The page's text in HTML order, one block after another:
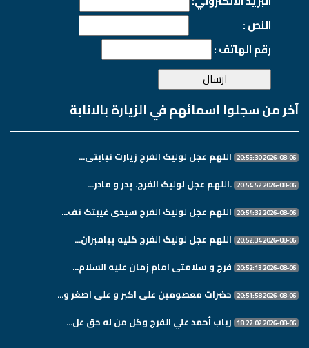
النص :
رقم الهاتف :
آخر من سجلوا اسمائهم في الزيارة بالانابة
2026-08-06 20:55:30 اللهم عجل لولیک الفرج زیارت نیابتی...
2026-08-06 20:54:52 .اللهم عجل لولیک الفرج. پدر و مادر...
2026-08-06 20:54:32 اللهم عجل لولیک الفرج سیدی غیبتک نف...
2026-08-06 20:52:34 اللهم عجل لولیک الفرج کلیه پیامبران...
2026-08-06 20:52:13 فرج و سلامتی امام زمان علیه السلام...
2026-08-06 20:51:58 حضرات معصومین علی اکبر و علی اصغر و...
2026-08-06 18:27:02 رباب أحمد علي الفرج وكل من له حق عل...